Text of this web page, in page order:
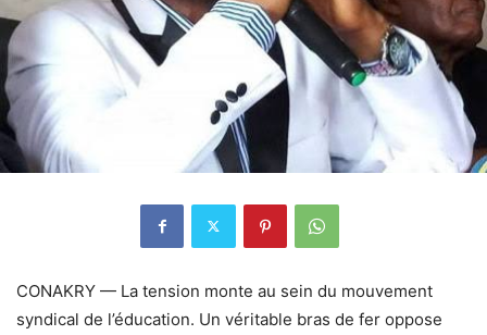
CONAKRY — La tension monte au sein du mouvement
syndical de l’éducation. Un véritable bras de fer oppose